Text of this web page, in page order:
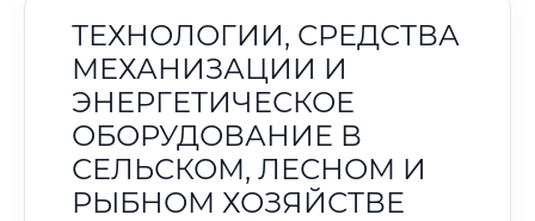
ТЕХНОЛОГИИ, СРЕДСТВА
МЕХАНИЗАЦИИ И
ЭНЕРГЕТИЧЕСКОЕ
ОБОРУДОВАНИЕ В
СЕЛЬСКОМ, ЛЕСНОМ И
РЫБНОМ ХОЗЯЙСТВЕ